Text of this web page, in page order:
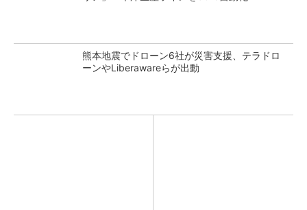
熊本地震でドローン6社が災害支援、テラドロ
ーンやLiberawareらが出動